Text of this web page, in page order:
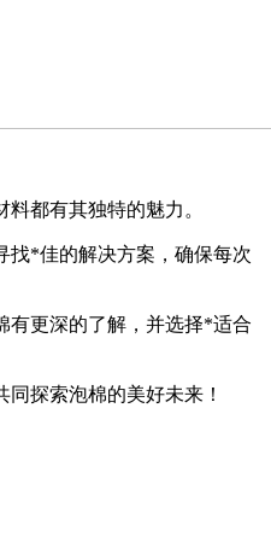
都有其独特的魅力。
找*佳的解决方案，确保每次
有更深的了解，并选择*适合
探索泡棉的美好未来！